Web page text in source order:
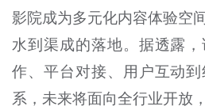
影院成为多元化内容体验空
水到渠成的落地。据透露
作、平台对接、用户互动
系，未来将面向全行业开放